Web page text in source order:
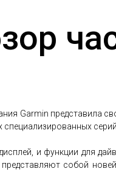
Garmin представила
специализированных серий.
и функции для
собой